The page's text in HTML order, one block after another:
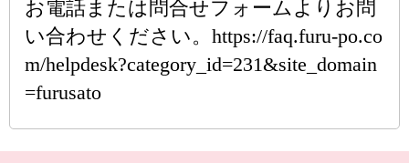
お電話または問合せフォームよりお問
い合わせください。https://faq.furu-po.co
m/helpdesk?category_id=231&site_domain
=furusato